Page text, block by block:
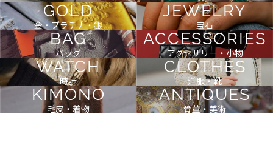
GOLD
金・プラチナ・銀
JEWELRY
宝石
BAG
バッグ
ACCESSORIES
アクセサリー・小物
WATCH
時計
CLOTHES
洋服・靴
KIMONO
毛皮・着物
ANTIQUES
骨董・美術